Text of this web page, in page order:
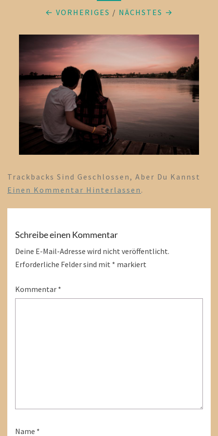
← VORHERIGES / NÄCHSTES →
Trackbacks Sind Geschlossen, Aber Du Kannst
Einen Kommentar Hinterlassen .
Schreibe einen Kommentar
Deine E-Mail-Adresse wird nicht veröffentlicht.
Erforderliche Felder sind mit * markiert
Kommentar *
Name *